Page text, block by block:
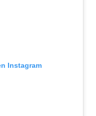
Instagram